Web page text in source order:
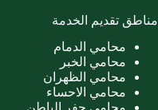
مناطق تقديم الخدمة
محامي الدمام
محامي الخبر
محامي الظهران
محامي الاحساء